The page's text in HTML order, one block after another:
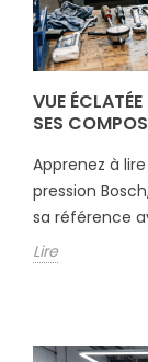
VUE
SES
Apprenez à
pression
sa référence
Lire